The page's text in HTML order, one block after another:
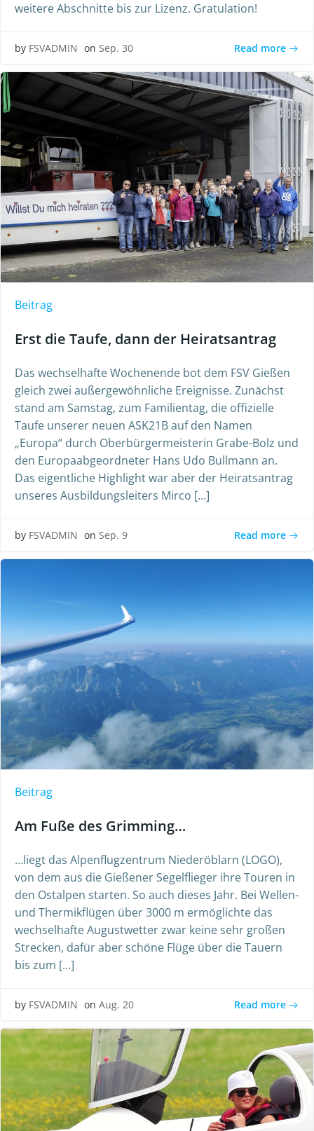
weitere Abschnitte bis zur Lizenz. Gratulation!
by FSVADMIN on Sep. 30 Read more
Beitrag
Erst die Taufe, dann der Heiratsantrag
Das wechselhafte Wochenende bot dem FSV Gießen
gleich zwei außergewöhnliche Ereignisse. Zunächst
stand am Samstag, zum Familientag, die offizielle
Taufe unserer neuen ASK21B auf den Namen
„Europa“ durch Oberbürgermeisterin Grabe-Bolz und
den Europaabgeordneter Hans Udo Bullmann an.
Das eigentliche Highlight war aber der Heiratsantrag
unseres Ausbildungsleiters Mirco […]
by FSVADMIN on Sep. 9 Read more
Beitrag
Am Fuße des Grimming…
…liegt das Alpenflugzentrum Niederöblarn (LOGO),
von dem aus die Gießener Segelflieger ihre Touren in
den Ostalpen starten. So auch dieses Jahr. Bei Wellen-
und Thermikflügen über 3000 m ermöglichte das
wechselhafte Augustwetter zwar keine sehr großen
Strecken, dafür aber schöne Flüge über die Tauern
bis zum […]
by FSVADMIN on Aug. 20 Read more